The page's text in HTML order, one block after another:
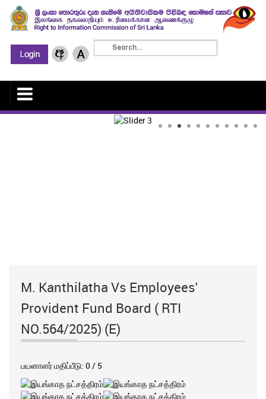
M. Kanthilatha Vs Employees'
Provident Fund Board ( RTI
NO.564/2025) (E)
பயனாளர் மதிப்பீடு: 0 / 5